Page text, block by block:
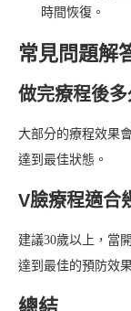
時間恢復。
常見問題解
做完療程後
大部分的療程效果
達到最佳狀態。
V臉療程適合
建議30歲以上，當
達到最佳的預防效果